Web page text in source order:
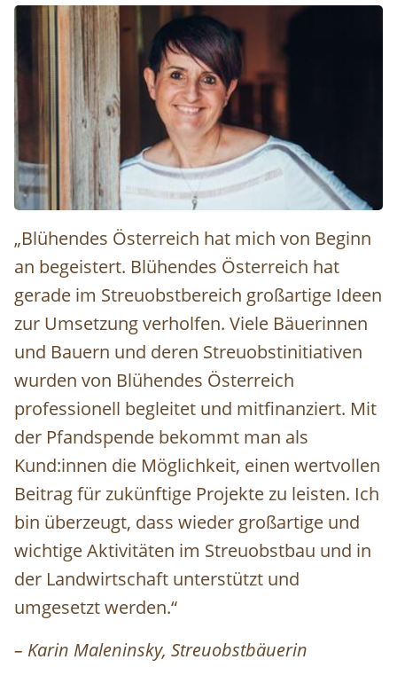
Karin Maleninsky © Tourismusverband Donau
„Blühendes Österreich hat mich von Beginn
an begeistert. Blühendes Österreich hat
gerade im Streuobstbereich großartige Ideen
zur Umsetzung verholfen. Viele Bäuerinnen
und Bauern und deren Streuobstinitiativen
wurden von Blühendes Österreich
professionell begleitet und mitfinanziert. Mit
der Pfandspende bekommt man als
Kund:innen die Möglichkeit, einen wertvollen
Beitrag für zukünftige Projekte zu leisten. Ich
bin überzeugt, dass wieder großartige und
wichtige Aktivitäten im Streuobstbau und in
der Landwirtschaft unterstützt und
umgesetzt werden.“
– Karin Maleninsky, Streuobstbäuerin